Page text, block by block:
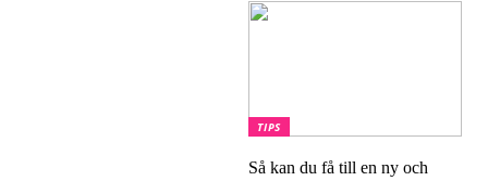
TIPS
Så kan du få till en ny och